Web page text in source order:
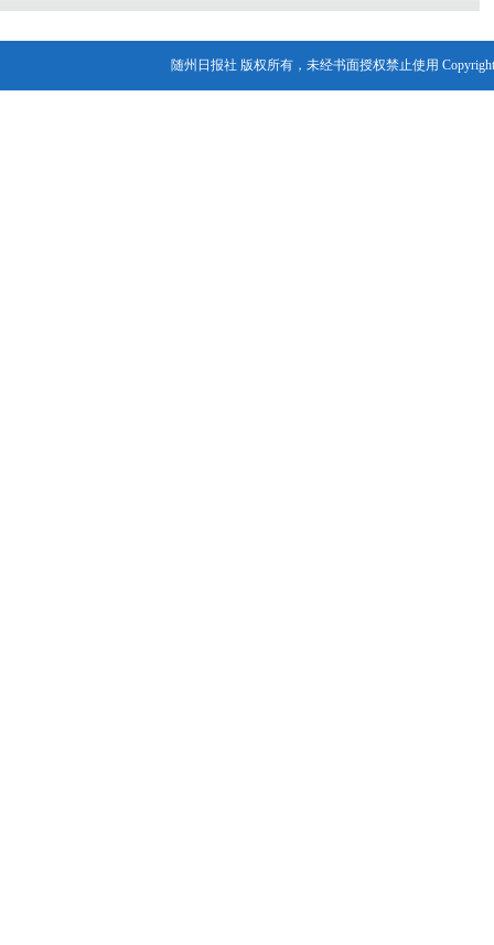
随州日报社 版权所有，未经书面授权禁止使用